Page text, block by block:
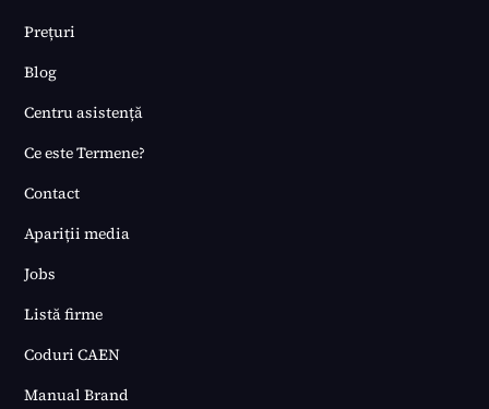
Prețuri
Blog
Centru asistență
Ce este Termene?
Contact
Apariții media
Jobs
Listă firme
Coduri CAEN
Manual Brand